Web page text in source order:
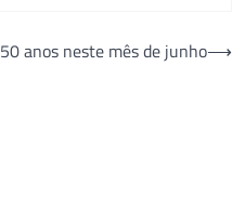
anos neste mês de junho⟶